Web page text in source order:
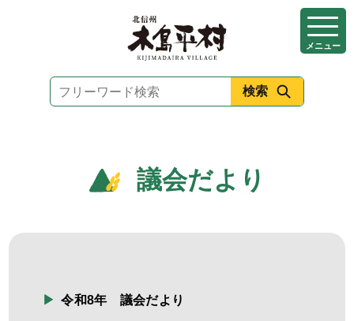
メニュー
議会だより
令和8年 議会だより